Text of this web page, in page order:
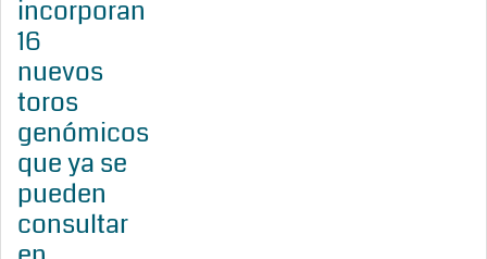
incorporan
16
nuevos
toros
genómicos
que ya se
pueden
consultar